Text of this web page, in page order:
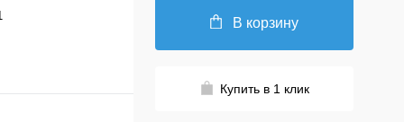
В корзину
Купить в 1 клик